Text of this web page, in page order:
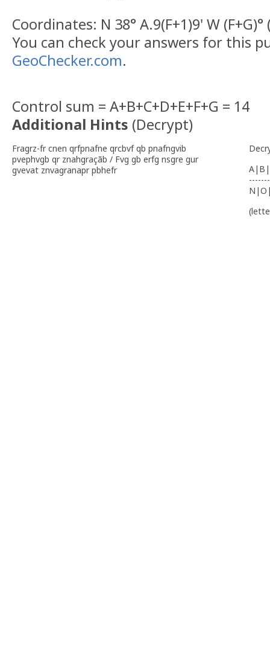
Coordinates: N 38° A.9(F+1)9' W (F+G)°
You can check your answers for this
GeoChecker.com.
Control sum = A+B+C+D+E+F+G = 14
Additional Hints (Decrypt)
Fragrz-fr cnen qrfpnafne qrcbvf qb pnafngvib
pvephvgb qr znahgraçãb / Fvg gb erfg nsgre gur
gvevat znvagranapr pbhefr